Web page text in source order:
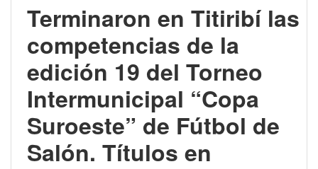
Terminaron en Titiribí las
competencias de la
edición 19 del Torneo
Intermunicipal “Copa
Suroeste” de Fútbol de
Salón.Títulos en